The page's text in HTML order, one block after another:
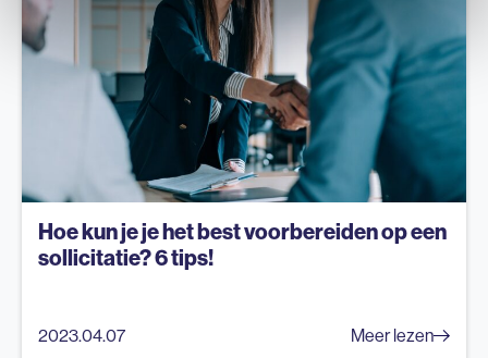
Hoe kun je je het best voorbereiden op een
sollicitatie? 6 tips!
2023.04.07 Meer lezen